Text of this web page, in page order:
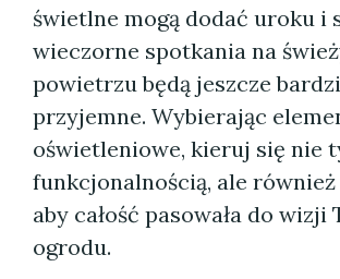
świetlne mogą dodać uroku i
wieczorne spotkania na
powietrzu będą jeszcze
przyjemne. Wybierając
oświetleniowe, kieruj się nie
funkcjonalnością, ale również
aby całość pasowała do wizji
ogrodu.